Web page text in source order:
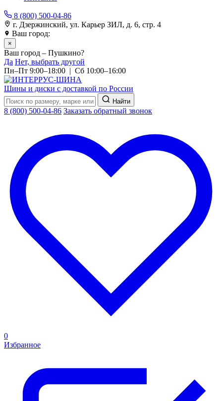
8 (800) 500-04-86
г. Дзержинский, ул. Карьер ЗИЛ, д. 6, стр. 4
Ваш город:
×
Ваш город – Пушкино?
Да Нет, выбрать другой
Пн–Пт 9:00–18:00 | Сб 10:00–16:00
Шины и диски с доставкой по России
Найти
8 (800) 500-04-86 Заказать обратный звонок
0
Избранное